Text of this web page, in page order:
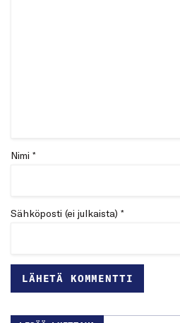
Nimi *
Sähköposti (ei julkaista) *